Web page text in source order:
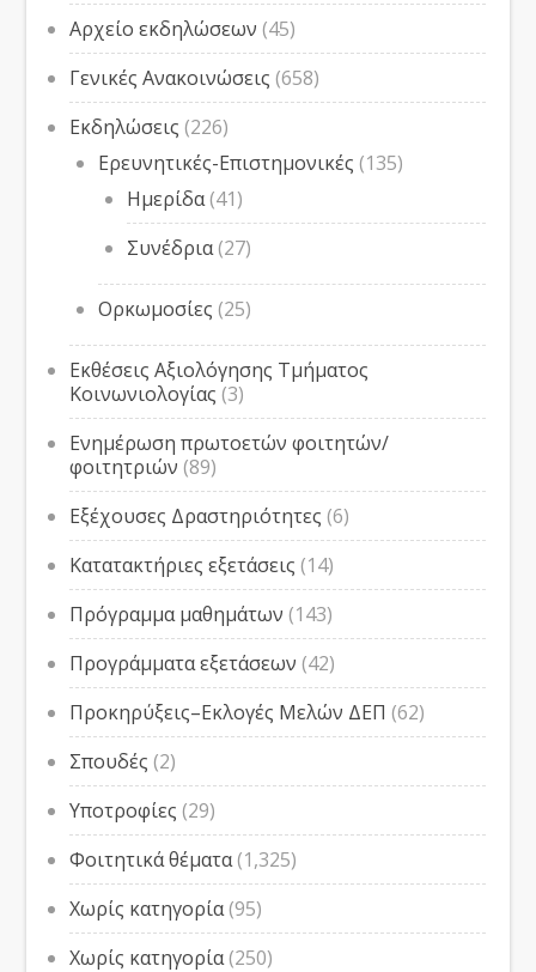
Αρχείο εκδηλώσεων (45)
Γενικές Ανακοινώσεις (658)
Εκδηλώσεις (226)
Ερευνητικές-Επιστημονικές (135)
Ημερίδα(41)
Συνέδρια(27)
Ορκωμοσίες (25)
Εκθέσεις Αξιολόγησης Τμήματος
Κοινωνιολογίας (3)
Ενημέρωση πρωτοετών φοιτητών/
φοιτητριών (89)
Εξέχουσες Δραστηριότητες (6)
Κατατακτήριες εξετάσεις (14)
Πρόγραμμα μαθημάτων (143)
Προγράμματα εξετάσεων (42)
Προκηρύξεις–Εκλογές Μελών ΔΕΠ (62)
Σπουδές (2)
Υποτροφίες (29)
Φοιτητικά θέματα(1,325)
Χωρίς κατηγορία(95)
Χωρίς κατηγορία(250)